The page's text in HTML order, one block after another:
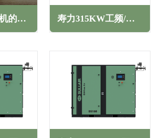
冷干机与吸干机的区别在哪里(两者存在明显的差异) 寿力315KW工频/变频二级压缩螺杆空压机TS系列